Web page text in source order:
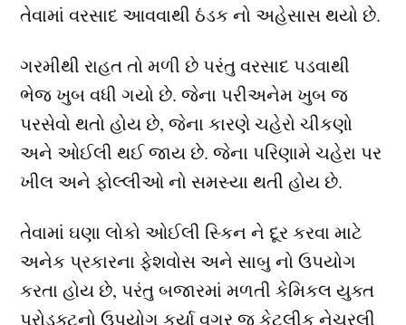
તેવામાં વરસાદ આવવાથી ઠંડક નો અહેસાસ થયો છે.
ગરમીથી રાહત તો મળી છે પરંતુ વરસાદ પડવાથી
ભેજ ખુબ વધી ગયો છે. જેના પરીઅનેમ ખુબ જ
પરસેવો થતો હોય છે, જેના કારણે ચહેરો ચીકણો
અને ઓઈલી થઈ જાય છે. જેના પરિણામે ચહેરા પર
ખીલ અને ફોલ્લીઓ નો સમસ્યા થતી હોય છે.
તેવામાં ઘણા લોકો ઓઈલી સ્કિન ને દૂર કરવા માટે
અનેક પ્રકારના ફેશવોસ અને સાબુ નો ઉપયોગ
કરતા હોય છે, પરંતુ બજારમાં મળતી કેમિકલ યુક્ત
પ્રોડક્ટનો ઉપયોગ કર્યા વગર જ કેટલીક નેચરલી